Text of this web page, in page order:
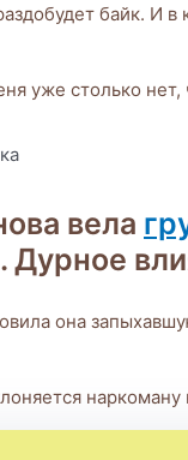
байк. И
уже столько
вела
Дурное
она
наркоману